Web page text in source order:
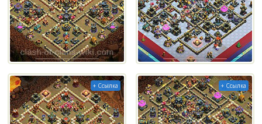
+ Ссылка + Ссылка